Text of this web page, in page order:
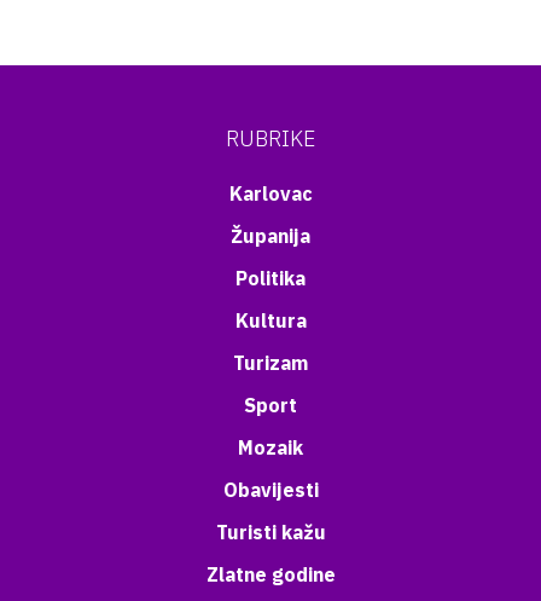
RUBRIKE
Karlovac
Županija
Politika
Kultura
Turizam
Sport
Mozaik
Obavijesti
Turisti kažu
Zlatne godine